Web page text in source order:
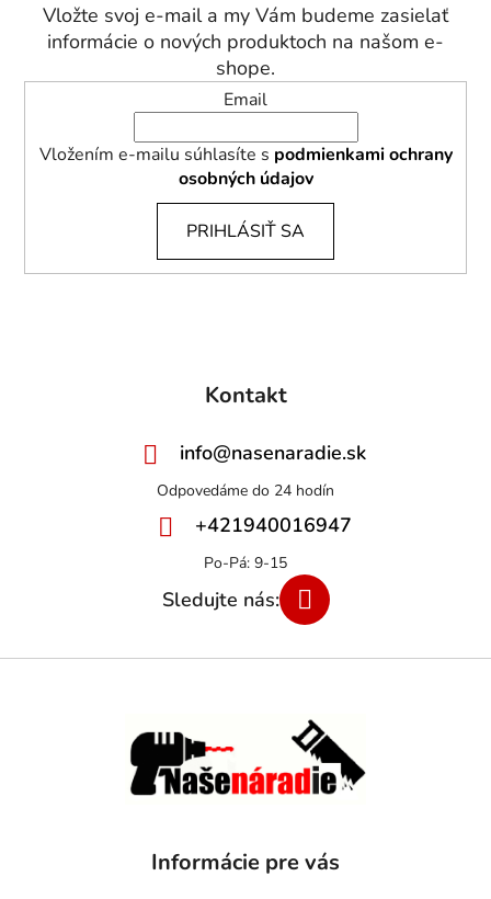
Vložte svoj e-mail a my Vám budeme zasielať
informácie o nových produktoch na našom e-
shope.
Email
Vložením e-mailu súhlasíte s podmienkami ochrany
osobných údajov
PRIHLÁSIŤ SA
Kontakt
info@nasenaradie.sk
+421940016947
Informácie pre vás